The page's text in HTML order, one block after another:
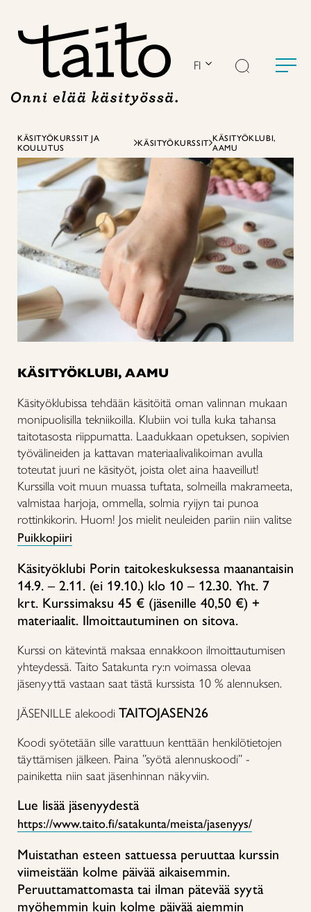
FI
KÄSITYÖKURSSIT JA
KOULUTUS
KÄSITYÖKURSSIT KÄSITYÖKLUBI,
AAMU
KÄSITYÖKLUBI, AAMU
Käsityöklubissa tehdään käsitöitä oman valinnan mukaan
monipuolisilla tekniikoilla. Klubiin voi tulla kuka tahansa
taitotasosta riippumatta. Laadukkaan opetuksen, sopivien
työvälineiden ja kattavan materiaalivalikoiman avulla
toteutat juuri ne käsityöt, joista olet aina haaveillut!
Kurssilla voit muun muassa tuftata, solmeilla makrameeta,
valmistaa harjoja, ommella, solmia ryijyn tai punoa
rottinkikorin. Huom! Jos mielit neuleiden pariin niin valitse
Puikkopiiri
Käsityöklubi Porin taitokeskuksessa maanantaisin
14.9. – 2.11. (ei 19.10.) klo 10 – 12.30. Yht. 7
krt. Kurssimaksu 45 € (jäsenille 40,50 €) +
materiaalit. Ilmoittautuminen on sitova.
Kurssi on kätevintä maksaa ennakkoon ilmoittautumisen
yhteydessä. Taito Satakunta ry:n voimassa olevaa
jäsenyyttä vastaan saat tästä kurssista 10 % alennuksen.
JÄSENILLE alekoodi TAITOJASEN26
Koodi syötetään sille varattuun kenttään henkilötietojen
täyttämisen jälkeen. Paina ”syötä alennuskoodi” -
painiketta niin saat jäsenhinnan näkyviin.
Lue lisää jäsenyydestä
https://www.taito.fi/satakunta/meista/jasenyys/
Muistathan esteen sattuessa peruuttaa kurssin
viimeistään kolme päivää aikaisemmin.
Peruuttamattomasta tai ilman pätevää syytä
myöhemmin kuin kolme päivää aiemmin